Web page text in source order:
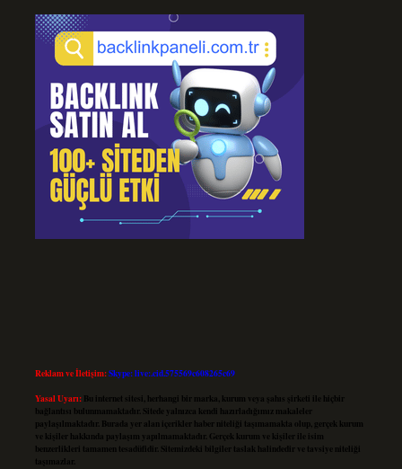
Reklam ve İletişim:Skype: live:.cid.575569c608265c69
Yasal Uyarı: Bu internet sitesi, herhangi bir marka, kurum veya şahıs şirketi ile hiçbir
bağlantısı bulunmamaktadır. Sitede yalnızca kendi hazırladığımız makaleler
paylaşılmaktadır. Burada yer alan içerikler haber niteliği taşımamakta olup, gerçek kurum
ve kişiler hakkında paylaşım yapılmamaktadır. Gerçek kurum ve kişiler ile isim
benzerlikleri tamamen tesadüfidir. Sitemizdeki bilgiler taslak halindedir ve tavsiye niteliği
taşımazlar.